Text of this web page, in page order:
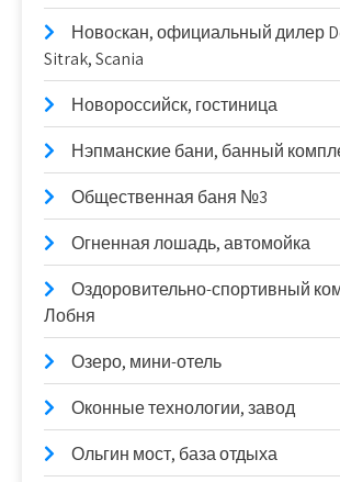
Новоcкан, официальный дилер
Sitrak, Scania
Новороссийск, гостиница
Нэпманские бани, банный
Общественная баня №3
Огненная лошадь, автомойка
Оздоровительно-спортивный
Лобня
Озеро, мини-отель
Оконные технологии, завод
Ольгин мост, база отдыха